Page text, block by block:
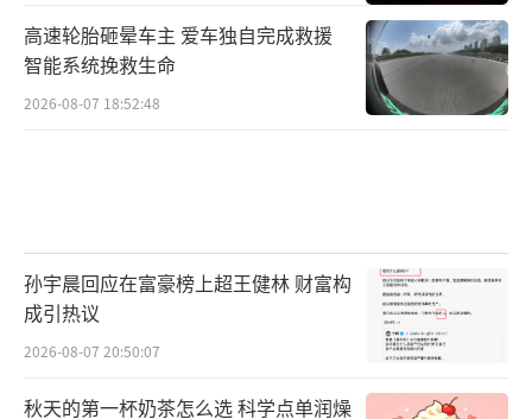
高速轮胎砸晕车主 爱车独自完成救援
智能系统挽救生命
2026-08-07 18:52:48
孙宇晨回应在富豪榜上超王健林 财富构
成引热议
2026-08-07 20:50:07
秋天的第一杯奶茶怎么选 科学点单润燥